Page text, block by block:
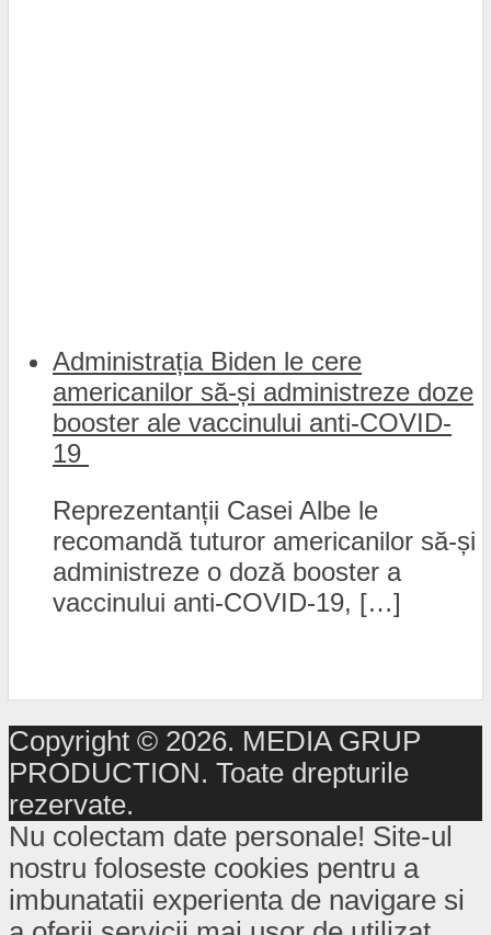
Administrația Biden le cere
americanilor să-și administreze doze
booster ale vaccinului anti-COVID-
19
Reprezentanții Casei Albe le
recomandă tuturor americanilor să-și
administreze o doză booster a
vaccinului anti-COVID-19, […]
Copyright © 2026. MEDIA GRUP
PRODUCTION. Toate drepturile
rezervate.
Nu colectam date personale! Site-ul
nostru foloseste cookies pentru a
imbunatatii experienta de navigare si